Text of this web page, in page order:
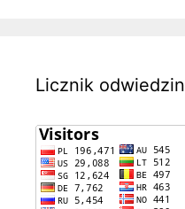
Licznik odwiedzin